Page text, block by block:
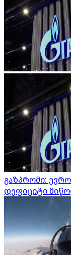
გაზპრომი:
დეფიციტი